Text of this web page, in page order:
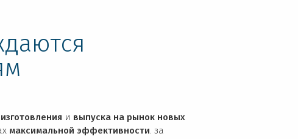
изготовления и выпуска на рынок новых
максимальной эффективности. за